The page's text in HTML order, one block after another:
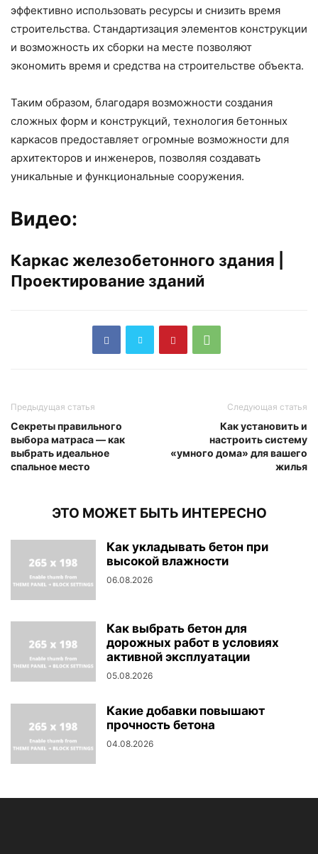
эффективно использовать ресурсы и снизить время
строительства. Стандартизация элементов конструкции
и возможность их сборки на месте позволяют
экономить время и средства на строительстве объекта.
Таким образом, благодаря возможности создания
сложных форм и конструкций, технология бетонных
каркасов предоставляет огромные возможности для
архитекторов и инженеров, позволяя создавать
уникальные и функциональные сооружения.
Видео:
Каркас железобетонного здания |
Проектирование зданий
Предыдущая статья
Секреты правильного
выбора матраса — как
выбрать идеальное
спальное место
Следующая статья
Как установить и
настроить систему
«умного дома» для вашего
жилья
ЭТО МОЖЕТ БЫТЬ ИНТЕРЕСНО
Как укладывать бетон при
высокой влажности
06.08.2026
Как выбрать бетон для
дорожных работ в условиях
активной эксплуатации
05.08.2026
Какие добавки повышают
прочность бетона
04.08.2026